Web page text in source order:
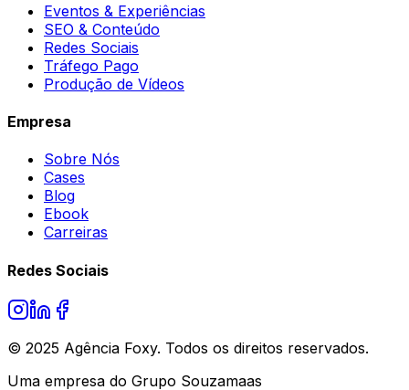
Eventos & Experiências
SEO & Conteúdo
Redes Sociais
Tráfego Pago
Produção de Vídeos
Empresa
Sobre Nós
Cases
Blog
Ebook
Carreiras
Redes Sociais
© 2025 Agência Foxy. Todos os direitos reservados.
Uma empresa do Grupo Souzamaas